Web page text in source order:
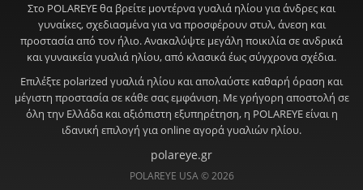
Στο POLAREYE θα βρείτε μοντέρνα γυαλιά ηλίου για άνδρες και
γυναίκες, σχεδιασμένα για να προσφέρουν στυλ, άνεση και
προστασία από τον ήλιο. Ανακαλύψτε μεγάλη ποικιλία σε ανδρικά
και γυναικεία γυαλιά ηλίου, από κλασικά έως σύγχρονα σχέδια.
Επιλέξτε polarized γυαλιά ηλίου και απολαύστε καθαρή όραση και
μέγιστη προστασία σε κάθε σας εμφάνιση. Με γρήγορη αποστολή σε
όλη την Ελλάδα και αξιόπιστη εξυπηρέτηση, η POLAREYE είναι η
ιδανική επιλογή για online αγορά γυαλιών ηλίου.
polareye.gr
POLAREYE USA © 2026